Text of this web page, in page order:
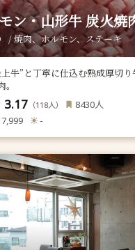
ン・山形牛 炭火焼
/ 焼肉、ホルモン、ステーキ
牛”と丁寧に仕込む熟成厚切
3.17 （118人） 8430人
-